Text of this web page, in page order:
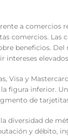
a comercios
comercios.
beneficios.
intereses
Visa y
figura inferior.
de
diversidad de
y débito,